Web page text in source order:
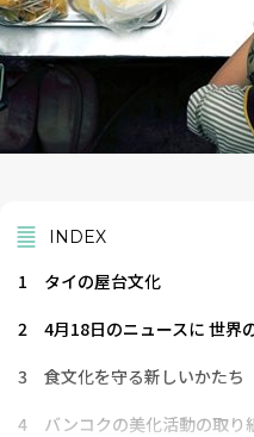
INDEX
1
タイの屋台文化
2
4月18日のニュースに 世界
3
食文化を守る新しいかたち
4
バンコクの美化活動の取り